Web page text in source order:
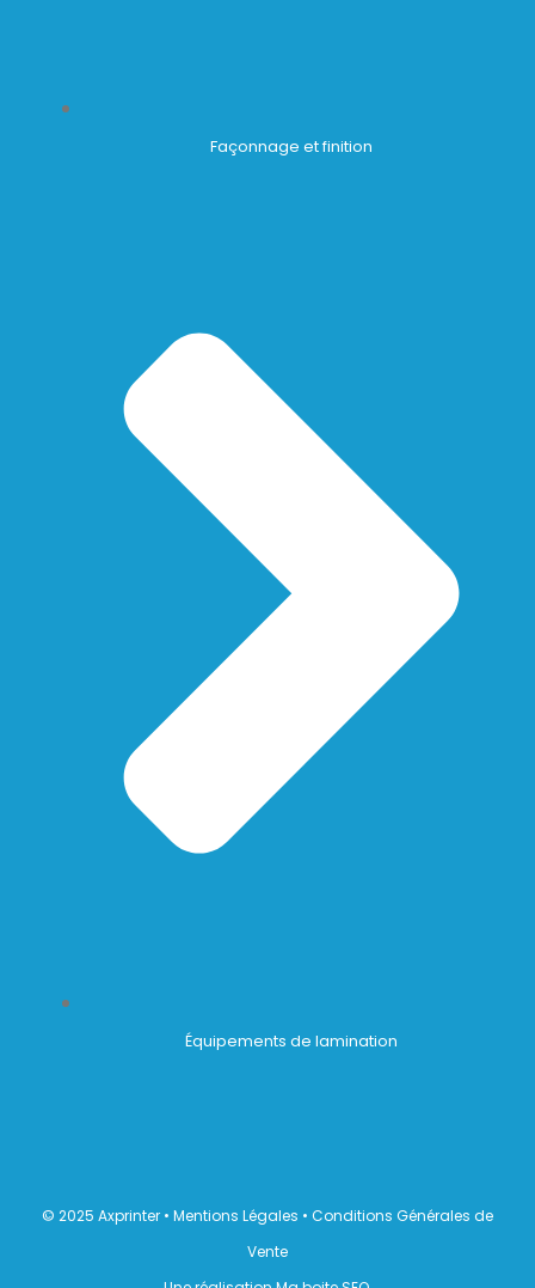
Façonnage et finition
Équipements de lamination
© 2025 Axprinter • Mentions Légales • Conditions Générales de
Vente